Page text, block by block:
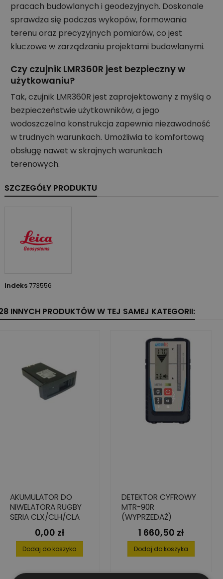
pracach budowlanych i geodezyjnych. Doskonale
sprawdza się podczas wykopów, formowania
terenu oraz precyzyjnych pomiarów, co jest
kluczowe w zarządzaniu projektami budowlanymi.
Czy czujnik LMR360R jest bezpieczny w
użytkowaniu?
Tak, czujnik LMR360R jest zaprojektowany z myślą o
bezpieczeństwie użytkowników, a jego
wodoszczelna konstrukcja zapewnia niezawodność
w trudnych warunkach. Umożliwia to komfortową
obsługę nawet w skrajnych warunkach
terenowych.
SZCZEGÓŁY PRODUKTU
Indeks 773556
INNYCH PRODUKTÓW W TEJ SAMEJ KATEGORII:
AKUMULATOR DO
NIWELATORA RUGBY
SERIA CLX/CLH/CLA
Cena
0,00 zł
Dodaj do koszyka
DETEKTOR CYFROWY
MTR-90R
(WYPRZEDAŻ)
Cena
1 660,50 zł
Dodaj do koszyka